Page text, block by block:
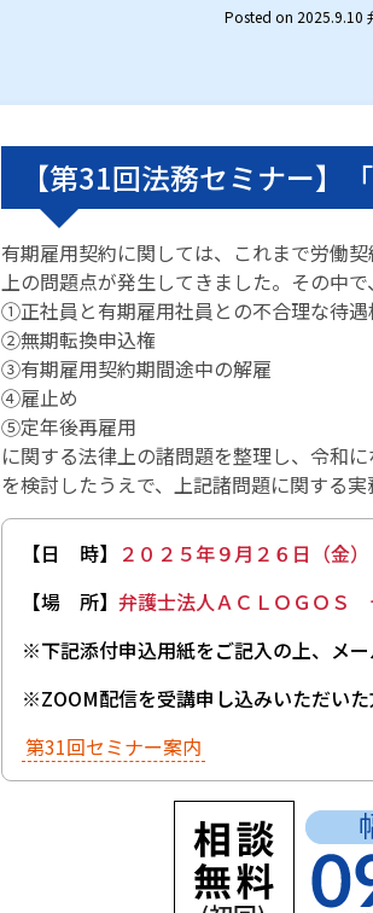
Posted on 2025.9.10
【第31回法務セミナー】
有期雇用契約に関しては、これまで労働
上の問題点が発生してきました。その中
①正社員と有期雇用社員との不合理な待遇
②無期転換申込権
③有期雇用契約期間途中の解雇
④雇止め
⑤定年後再雇用
に関する法律上の諸問題を整理し、令和
を検討したうえで、上記諸問題に関する
【日 時】 ２０２５年９月２６日（金
【場 所】 弁護士法人ＡＣＬＯＧＯＳ
※下記添付申込用紙をご記入の上、メ
※ZOOM配信を受講申し込みいただいた
第31回セミナー案内